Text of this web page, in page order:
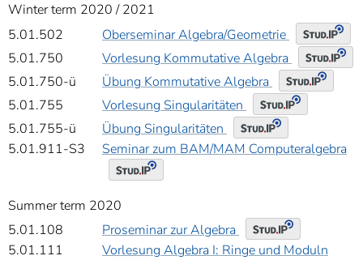
Winter term 2020 / 2021
5.01.502
Oberseminar Algebra/Geometrie
5.01.750
Vorlesung Kommutative Algebra
5.01.750-ü
Übung Kommutative Algebra
5.01.755
Vorlesung Singularitäten
5.01.755-ü
Übung Singularitäten
5.01.911-S3
Seminar zum BAM/MAM Computeralgebra
Summer term 2020
5.01.108
Proseminar zur Algebra
5.01.111
Vorlesung Algebra I: Ringe und Moduln